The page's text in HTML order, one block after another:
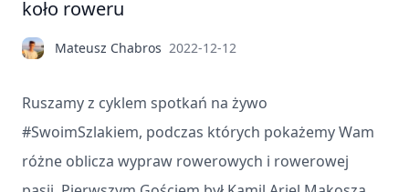
koło roweru
Mateusz Chabros 2022-12-12
Ruszamy z cyklem spotkań na żywo
#SwoimSzlakiem, podczas których pokażemy Wam
różne oblicza wypraw rowerowych i rowerowej